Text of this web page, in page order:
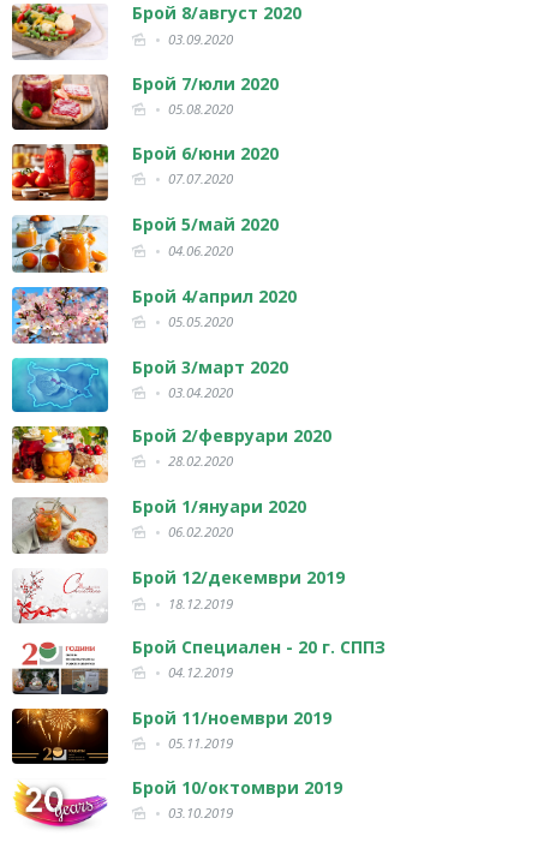
Брой 8/август 2020
03.09.2020
Брой 7/юли 2020
05.08.2020
Брой 6/юни 2020
07.07.2020
Брой 5/май 2020
04.06.2020
Брой 4/април 2020
05.05.2020
Брой 3/март 2020
03.04.2020
Брой 2/февруари 2020
28.02.2020
Брой 1/януари 2020
06.02.2020
Брой 12/декември 2019
18.12.2019
Брой Специален - 20 г. СППЗ
04.12.2019
Брой 11/ноември 2019
05.11.2019
Брой 10/октомври 2019
03.10.2019